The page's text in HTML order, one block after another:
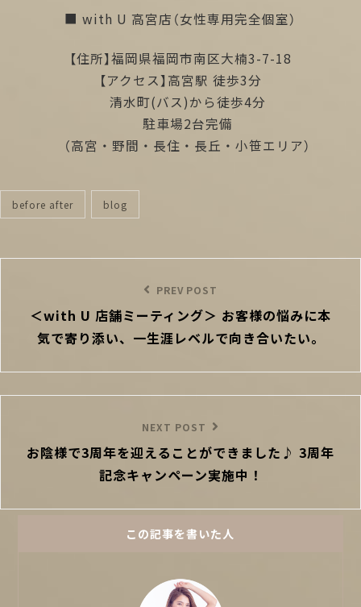
■ with U 高宮店（女性専用完全個室）
【住所】福岡県福岡市南区大楠3-7-18
【アクセス】高宮駅 徒歩3分
清水町(バス)から徒歩4分
駐車場2台完備
（高宮・野間・長住・長丘・小笹エリア）
categories
before after blog
シ
ョ
Post
PREV POST
＜with U 店舗ミーティング＞ お客様の悩みに本
気で寄り添い、一生涯レベルで向き合いたい。
Post
NEXT POST
お陰様で3周年を迎えることができました♪ 3周年
記念キャンペーン実施中！
この記事を書いた人